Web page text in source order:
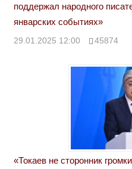
поддержал народного
январских событиях»
29.01.2025 12:00 45874
«Токаев не сторонник